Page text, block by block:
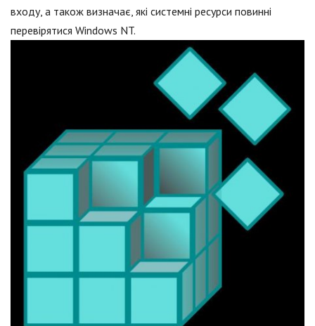
входу, а також визначає, які системні ресурси повинні
перевірятися Windows NT.